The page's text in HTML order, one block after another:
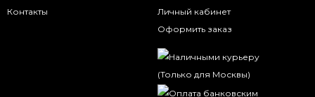
Контакты
Личный кабинет
Оформить заказ